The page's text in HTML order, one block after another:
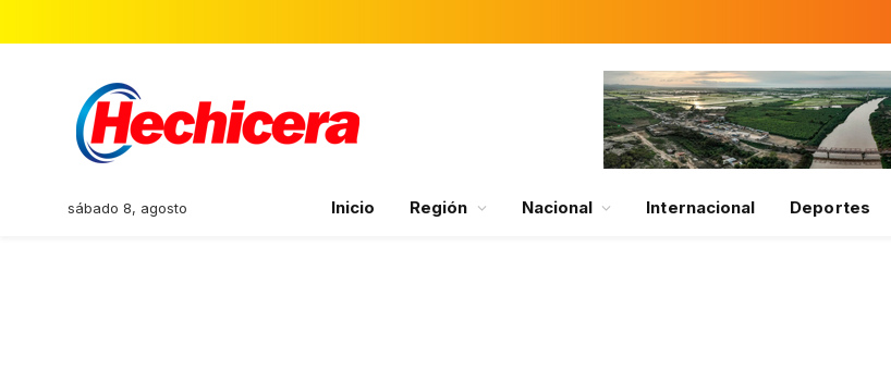
sábado 8, agosto Inicio Región Nacional Internacional Deportes